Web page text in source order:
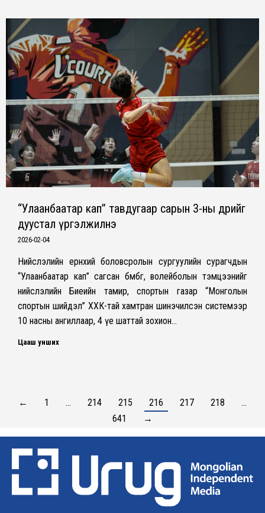
“Улаанбаатар кап” тавдугаар сарын 3-ны өдрийг
дуустал үргэлжилнэ
2026-02-04
Нийслэлийн ерөнхий боловсролын сургуулийн сурагчдын
“Улаанбаатар кап” сагсан бөмбөг, волейболын тэмцээнийг
нийслэлийн Биеийн тамир, спортын газар “Монголын
спортын шийдэл” ХХК-тай хамтран шинэчилсэн системээр
10 насны ангиллаар, 4 үе шаттай зохион…
Цааш унших
← 1 … 214 215 216 217 218
…
641
→